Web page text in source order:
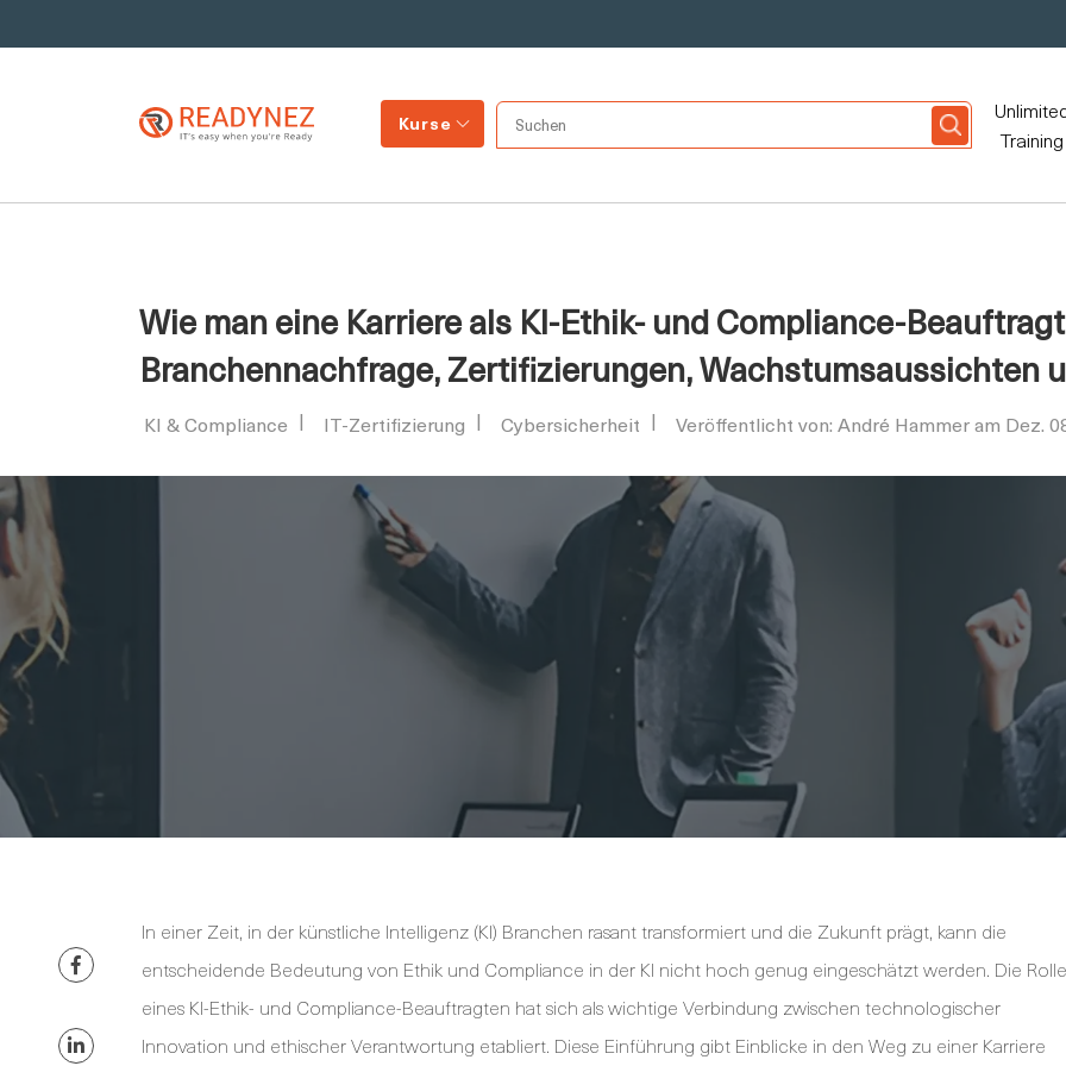
Kurse
Training
Wie man eine Karriere als KI-Ethik- und Compliance-
Branchennachfrage, Zertifizierungen, Wachstumsaussichten
KI & Compliance IT-Zertifizierung Cybersicherheit Veröffentlicht von: André Hammer am Dez.
In einer Zeit, in der künstliche Intelligenz (KI) Branchen rasant transformiert und die Zukunft prägt, kann die
entscheidende Bedeutung von Ethik und Compliance in der KI nicht hoch genug eingeschätzt werden. Die Rolle
eines KI-Ethik- und Compliance-Beauftragten hat sich als wichtige Verbindung zwischen technologischer
Innovation und ethischer Verantwortung etabliert. Diese Einführung gibt Einblicke in den Weg zu einer Karriere